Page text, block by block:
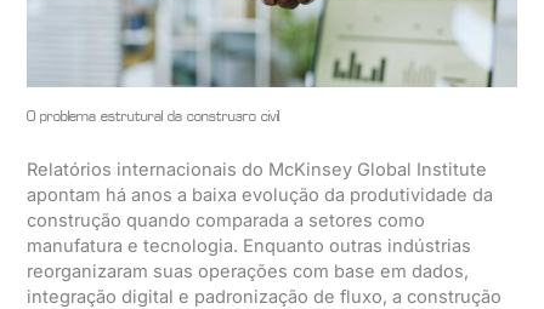
O problema estrutural da construção civil
Relatórios internacionais do McKinsey Global Institute
apontam há anos a baixa evolução da produtividade da
construção quando comparada a setores como
manufatura e tecnologia. Enquanto outras indústrias
reorganizaram suas operações com base em dados,
integração digital e padronização de fluxo, a construção